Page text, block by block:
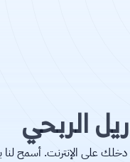
الربحي
لموقعك الالكتروني، وأحصل على زيادة ٢٠٪ من اجمالي دخلك على